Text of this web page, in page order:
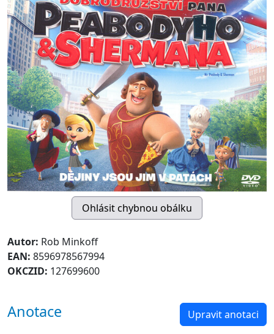
Autor: Rob Minkoff
EAN: 8596978567994
OKCZID: 127699600
Anotace Upravit anotaci